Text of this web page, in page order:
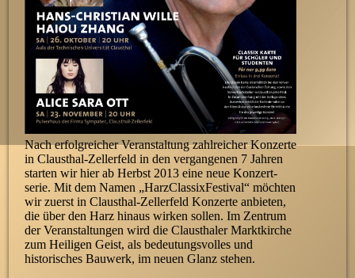
Nach erfolgreicher Veranstaltung zahlreicher Konzerte
in Clausthal-Zellerfeld in den ver­gan­ge­nen 7 Jahren
starten wir hier ab Herbst 2013 eine neue Konzert­
serie. Mit dem Namen „HarzClassixFestival“ möchten
wir zuerst in Clausthal-Zellerfeld Konzerte anbieten,
die über den Harz hinaus wirken sollen. Im Zentrum
der Ver­an­stal­tung­en wird die Clausthaler Markt­kirche
zum Heiligen Geist, als be­deutungs­volles und
historisches Bauwerk, im neuen Glanz stehen.